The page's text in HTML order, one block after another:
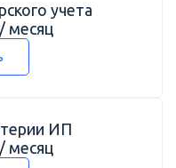
учета
месяц
ИП
месяц